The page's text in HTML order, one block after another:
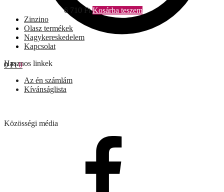
0Ft 0
6 710 Ft Kosárba teszem
Zinzino
Olasz termékek
Nagykereskedelem
Kapcsolat
Hasznos linkek
Az én számlám
Kívánságlista
Közösségi média